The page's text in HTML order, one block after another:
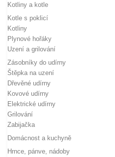
Kotliny a kotle
Kotle s poklicí
Kotliny
Plynové hořáky
Uzení a grilování
Zásobníky do udírny
Štěpka na uzení
Dřevěné udírny
Kovové udírny
Elektrické udírny
Grilování
Zabijačka
Domácnost a kuchyně
Hrnce, pánve, nádoby